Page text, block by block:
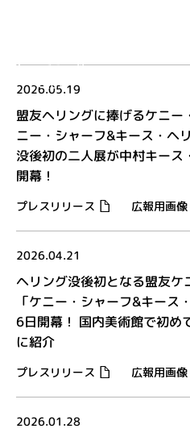
2026.05.19
盟友ヘリングに捧げるケニ
ニー・シャーフ&キース・ヘ
没後初の二人展が中村キー
開幕！
プレスリリース 広報用画像
2026.04.21
ヘリング没後初となる盟友
「ケニー・シャーフ&キース
6日開幕！ 国内美術館で初め
に紹介
プレスリリース 広報用画像
2026.01.28